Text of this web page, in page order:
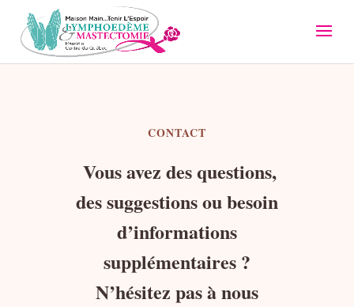
CONTACT
Vous avez des questions,
des suggestions ou besoin
d’informations
supplémentaires ?
N’hésitez pas à nous